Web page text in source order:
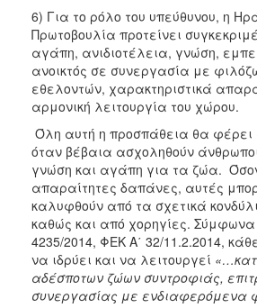
6) Για το ρόλο του υπεύθυνου, η
Πρωτοβουλία προτείνει
αγάπη, ανιδιοτέλεια, γνώση,
ανοικτός σε συνεργασία με
εθελοντών, χαρακτηριστικά
αρμονική λειτουργία του χώρου.
Όλη αυτή η προσπάθεια θα
όταν βέβαια ασχοληθούν
γνώση και αγάπη για τα ζώα.
απαραίτητες δαπάνες, αυτές
καλυφθούν από τα σχετικά
καθώς και από χορηγίες.
4235/2014, ΦΕΚ Α΄ 32/11.2.2014,
να ιδρύει και να λειτουργεί
αδέσποτων ζώων συντροφιάς,
συνεργασίας με ενδιαφερόμενα